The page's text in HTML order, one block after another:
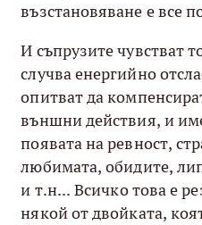
възстановяване е все
И съпрузите чувстват
случва енергийно
опитват да
външни действия, и
появата на ревност,
любимата, обидите,
и т.н... Всичко това е
някой от двойката,